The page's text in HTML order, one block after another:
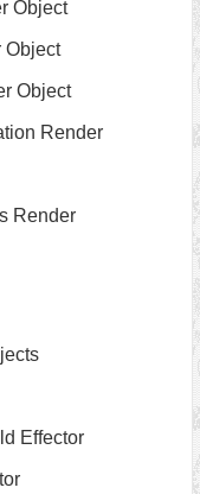
Object
Object
Object
Render
Render
Effector